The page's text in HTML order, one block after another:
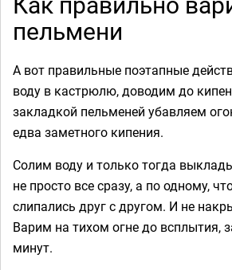
пельмени
А вот правильные поэтапные
воду в кастрюлю, доводим до
закладкой пельменей убавляем
едва заметного кипения.
Солим воду и только тогда
не просто все сразу, а по одному,
слипались друг с другом. И не
Варим на тихом огне до всплытия,
минут.